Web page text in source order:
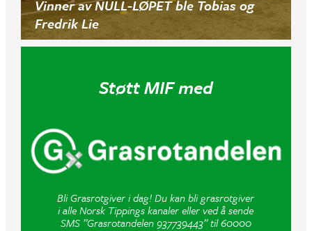
Vinner av NULL-LØPET ble Tobias og
Fredrik Lie
Støtt MIF med
Bli Grasrotgiver i dag! Du kan bli grasrotgiver
i alle Norsk Tippings kanaler eller ved å sende
SMS ”Grasrotandelen 937739443” til 60000